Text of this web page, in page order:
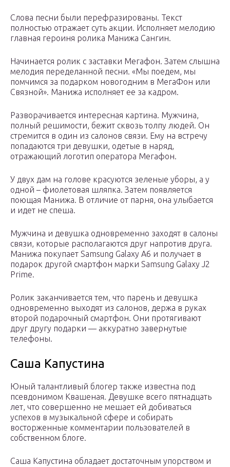
Слова песни были перефразированы. Текст
полностью отражает суть акции. Исполняет мелодию
главная героиня ролика Манижа Сангин.
Начинается ролик с заставки Мегафон. Затем слышна
мелодия переделанной песни. «Мы поедем, мы
помчимся за подарком новогодним в МегаФон или
Связной». Манижа исполняет ее за кадром.
Разворачивается интересная картина. Мужчина,
полный решимости, бежит сквозь толпу людей. Он
стремится в один из салонов связи. Ему на встречу
попадаются три девушки, одетые в наряд,
отражающий логотип оператора Мегафон.
У двух дам на голове красуются зеленые уборы, а у
одной – фиолетовая шляпка. Затем появляется
поющая Манижа. В отличие от парня, она улыбается
и идет не спеша.
Мужчина и девушка одновременно заходят в салоны
связи, которые располагаются друг напротив друга.
Манижа покупает Samsung Galaxy A6 и получает в
подарок другой смартфон марки Samsung Galaxy J2
Prime.
Ролик заканчивается тем, что парень и девушка
одновременно выходят из салонов, держа в руках
второй подарочный смартфон. Они протягивают
друг другу подарки — аккуратно завернутые
телефоны.
Саша Капустина
Юный талантливый блогер также известна под
псевдонимом Квашеная. Девушке всего пятнадцать
лет, что совершенно не мешает ей добиваться
успехов в музыкальной сфере и собирать
восторженные комментарии пользователей в
собственном блоге.
Саша Капустина обладает достаточным упорством и